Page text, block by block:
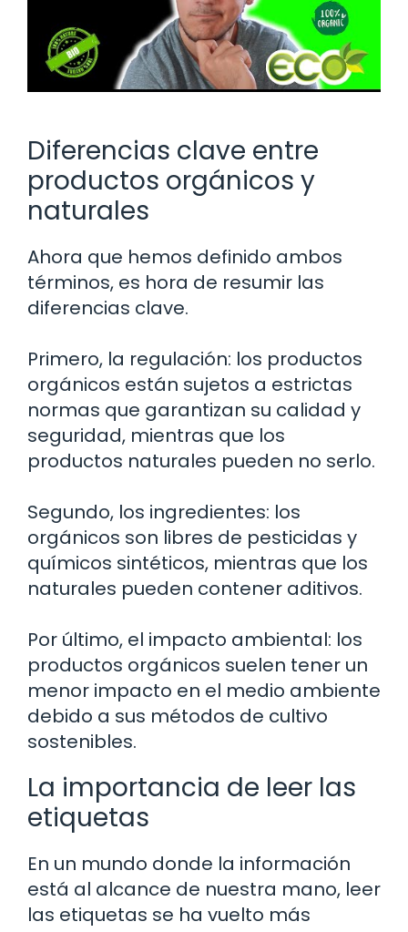
Diferencias clave entre
productos orgánicos y
naturales
Ahora que hemos definido ambos
términos, es hora de resumir las
diferencias clave.
Primero, la regulación: los productos
orgánicos están sujetos a estrictas
normas que garantizan su calidad y
seguridad, mientras que los
productos naturales pueden no serlo.
Segundo, los ingredientes: los
orgánicos son libres de pesticidas y
químicos sintéticos, mientras que los
naturales pueden contener aditivos.
Por último, el impacto ambiental: los
productos orgánicos suelen tener un
menor impacto en el medio ambiente
debido a sus métodos de cultivo
sostenibles.
La importancia de leer las
etiquetas
En un mundo donde la información
está al alcance de nuestra mano, leer
las etiquetas se ha vuelto más